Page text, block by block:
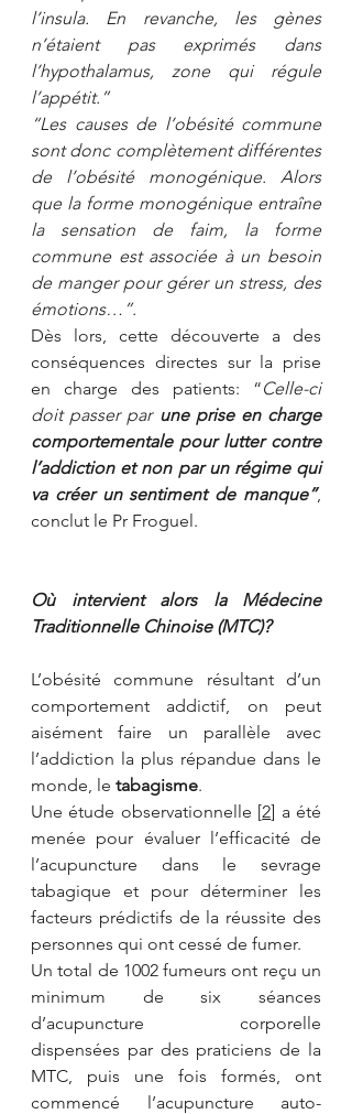
l’insula. En revanche, les gènes
n’étaient pas exprimés dans
l’hypothalamus, zone qui régule
l’appétit.”
“Les causes de l’obésité commune
sont donc complètement différentes
de l’obésité monogénique. Alors
que la forme monogénique entraîne
la sensation de faim, la forme
commune est associée à un besoin
de manger pour gérer un stress, des
émotions…”.
Dès lors, cette découverte a des
conséquences directes sur la prise
en charge des patients: “Celle-ci
doit passer par une prise en charge
comportementale pour lutter contre
l’addiction et non par un régime qui
va créer un sentiment de manque”,
conclut le Pr Froguel.
Où intervient alors la Médecine
Traditionnelle Chinoise (MTC)?
L’obésité commune résultant d’un
comportement addictif, on peut
aisément faire un parallèle avec
l’addiction la plus répandue dans le
monde, le tabagisme.
Une étude observationnelle [2] a été
menée pour évaluer l’efficacité de
l’acupuncture dans le sevrage
tabagique et pour déterminer les
facteurs prédictifs de la réussite des
personnes qui ont cessé de fumer.
Un total de 1002 fumeurs ont reçu un
minimum de six séances
d’acupuncture corporelle
dispensées par des praticiens de la
MTC, puis une fois formés, ont
commencé l’acupuncture auto-